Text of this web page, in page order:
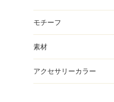
モチーフ
素材
アクセサリーカラー